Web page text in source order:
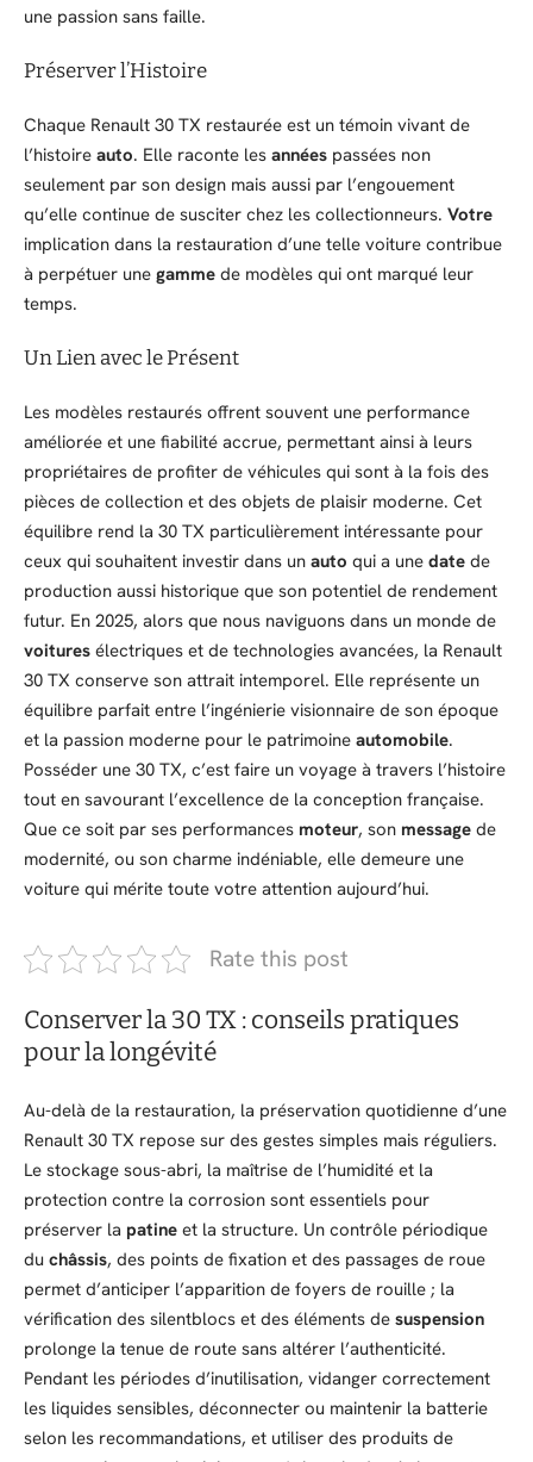
une passion sans faille.
Préserver l’Histoire
Chaque Renault 30 TX restaurée est un témoin vivant de
l’histoire auto. Elle raconte les années passées non
seulement par son design mais aussi par l’engouement
qu’elle continue de susciter chez les collectionneurs. Votre
implication dans la restauration d’une telle voiture contribue
à perpétuer une gamme de modèles qui ont marqué leur
temps.
Un Lien avec le Présent
Les modèles restaurés offrent souvent une performance
améliorée et une fiabilité accrue, permettant ainsi à leurs
propriétaires de profiter de véhicules qui sont à la fois des
pièces de collection et des objets de plaisir moderne. Cet
équilibre rend la 30 TX particulièrement intéressante pour
ceux qui souhaitent investir dans un auto qui a une date de
production aussi historique que son potentiel de rendement
futur. En 2025, alors que nous naviguons dans un monde de
voitures électriques et de technologies avancées, la Renault
30 TX conserve son attrait intemporel. Elle représente un
équilibre parfait entre l’ingénierie visionnaire de son époque
et la passion moderne pour le patrimoine automobile.
Posséder une 30 TX, c’est faire un voyage à travers l’histoire
tout en savourant l’excellence de la conception française.
Que ce soit par ses performances moteur, son message de
modernité, ou son charme indéniable, elle demeure une
voiture qui mérite toute votre attention aujourd’hui.
Rate this post
Conserver la 30 TX : conseils pratiques
pour la longévité
Au-delà de la restauration, la préservation quotidienne d’une
Renault 30 TX repose sur des gestes simples mais réguliers.
Le stockage sous-abri, la maîtrise de l’humidité et la
protection contre la corrosion sont essentiels pour
préserver la patine et la structure. Un contrôle périodique
du châssis, des points de fixation et des passages de roue
permet d’anticiper l’apparition de foyers de rouille ; la
vérification des silentblocs et des éléments de suspension
prolonge la tenue de route sans altérer l’authenticité.
Pendant les périodes d’inutilisation, vidanger correctement
les liquides sensibles, déconnecter ou maintenir la batterie
selon les recommandations, et utiliser des produits de